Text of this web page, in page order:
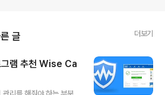
글 더보기
그램 추천 Wise Ca